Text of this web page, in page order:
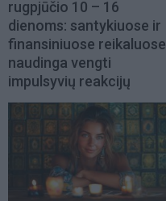
rugpjūčio 10 – 16
dienoms: santykiuose ir
finansiniuose reikaluose
naudinga vengti
impulsyvių reakcijų